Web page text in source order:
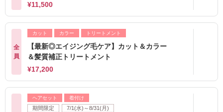
¥11,500
全
員
カット カラー トリートメント
【最新◎エイジング毛ケア】カット＆カラー
＆髪質補正トリートメント
¥17,200
ヘアセット 着付け
期間限定 7/1(水)～8/31(月)